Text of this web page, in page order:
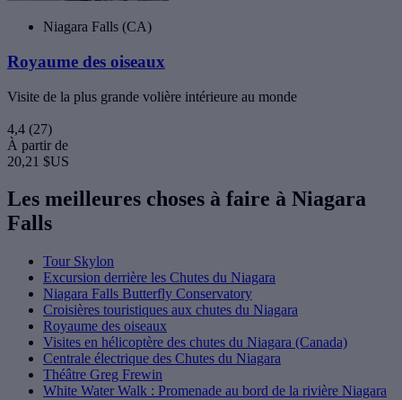
Niagara Falls (CA)
Royaume des oiseaux
Visite de la plus grande volière intérieure au monde
4,4 (27)
À partir de
20,21 $US
Les meilleures choses à faire à Niagara
Falls
Tour Skylon
Excursion derrière les Chutes du Niagara
Niagara Falls Butterfly Conservatory
Croisières touristiques aux chutes du Niagara
Royaume des oiseaux
Visites en hélicoptère des chutes du Niagara (Canada)
Centrale électrique des Chutes du Niagara
Théâtre Greg Frewin
White Water Walk : Promenade au bord de la rivière Niagara